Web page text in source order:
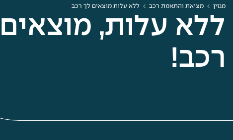
מגזין מציאת והתאמת רכב ללא עלות מוצאים לך רכב
ללא עלות,
רכב!